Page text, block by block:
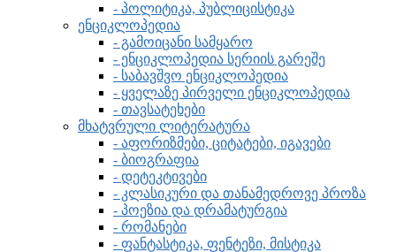
- პოლიტიკა, პუბლიცისტიკა
ენციკლოპედია
- გამოიცანი სამყარო
- ენციკლოპედია სერიის გარეშე
- საბავშვო ენციკლოპედია
- ყველაზე პირველი ენციკლოპედია
- თავსატეხები
მხატვრული ლიტერატურა
- აფორიზმები, ციტატები, იგავები
- ბიოგრაფია
- დეტეკტივები
- კლასიკური და თანამედროვე პროზა
- პოეზია და დრამატურგია
- რომანები
- ფანტასტიკა, ფენტეზი, მისტიკა